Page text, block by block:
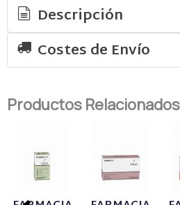
Descripción
Costes de Envío
Productos Relacionados